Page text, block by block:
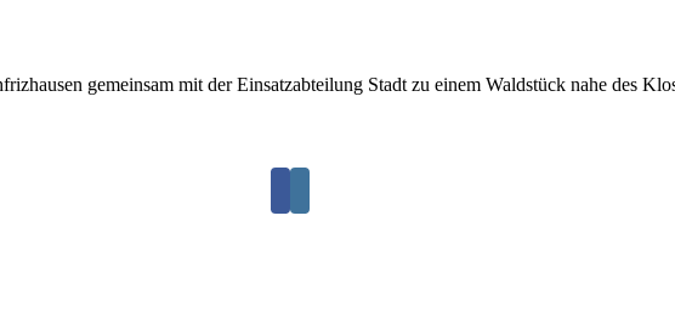
gemeinsam mit der Einsatzabteilung Stadt zu einem Waldstück nahe des